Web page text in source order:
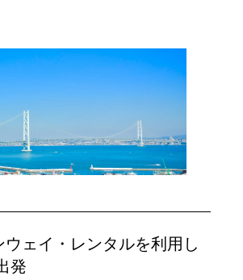
ウェイ・レンタルを利用し
発